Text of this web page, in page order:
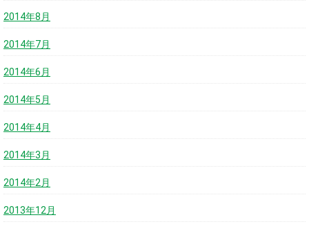
2014年8月
2014年7月
2014年6月
2014年5月
2014年4月
2014年3月
2014年2月
2013年12月